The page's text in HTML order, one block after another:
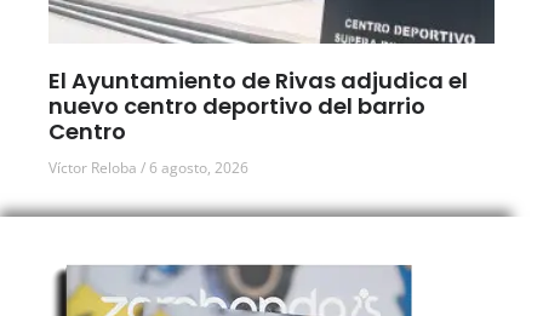
El Ayuntamiento de Rivas adjudica el
nuevo centro deportivo del barrio
Centro
Víctor Reloba 6 agosto, 2026